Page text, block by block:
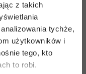
z takich
tychże,
użytkowników i
tego, kto
to robi.